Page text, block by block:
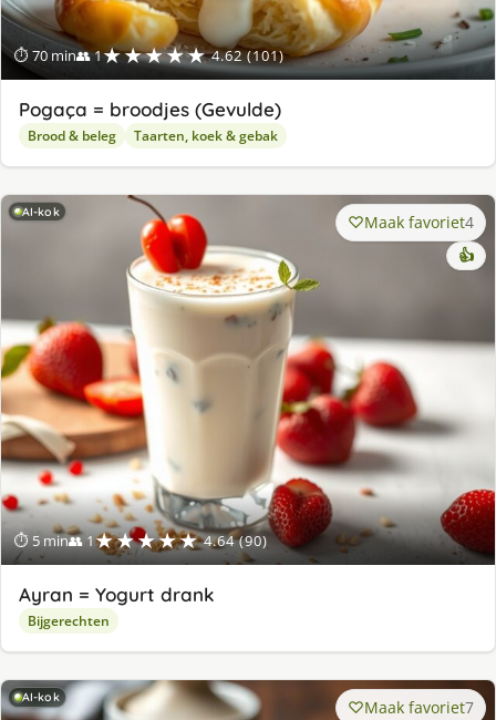
⏱ 70 min👥 1★★★★★ 4.62 (101)
Pogaça = broodjes (Gevulde)
Brood & beleg Taarten, koek & gebak
AI-kok
⏱ 5 min👥 1★★★★★ 4.64 (90)
Maak favoriet4
👍
Ayran = Yogurt drank
Bijgerechten
AI-kok Maak favoriet7